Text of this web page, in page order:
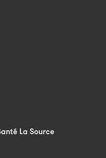
La Source